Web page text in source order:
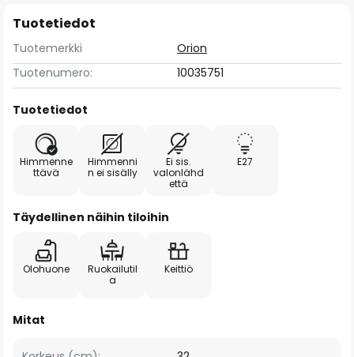
Tuotetiedot
Tuotemerkki
Orion
Tuotenumero:
10035751
Tuotetiedot
Himmenne
ttävä
Himmenni
n ei sisälly
Ei sis.
valonlähd
että
E27
Täydellinen näihin tiloihin
Olohuone
Ruokailutil
a
Keittiö
Mitat